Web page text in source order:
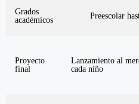
Grados
académicos
Preescolar
Proyecto
final
Lanzamiento al
cada niño